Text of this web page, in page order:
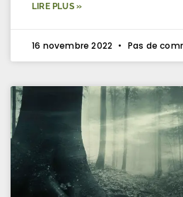
LIRE PLUS »
16 novembre 2022 Pas de